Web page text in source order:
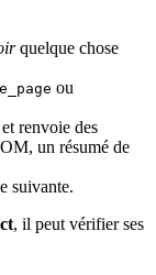
quelque chose
ou
renvoie des
un résumé de
suivante.
, il peut vérifier ses